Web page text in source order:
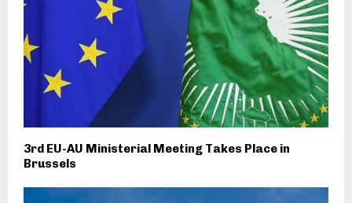
3rd EU-AU Ministerial Meeting Takes Place in
Brussels